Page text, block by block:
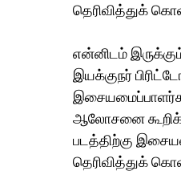
தெரிவித்துக்
என்னிடம்
இயக்குநர்
ஆலோசனை கூறிக்
படத்திற்கு
தெரிவித்துக்